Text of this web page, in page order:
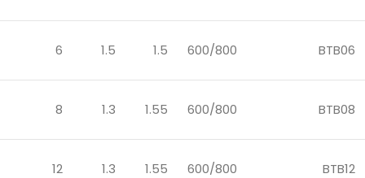
BTB06
600/800
1.5
1.5
6
BTB08
600/800
1.55
1.3
8
BTB12
600/800
1.55
1.3
12